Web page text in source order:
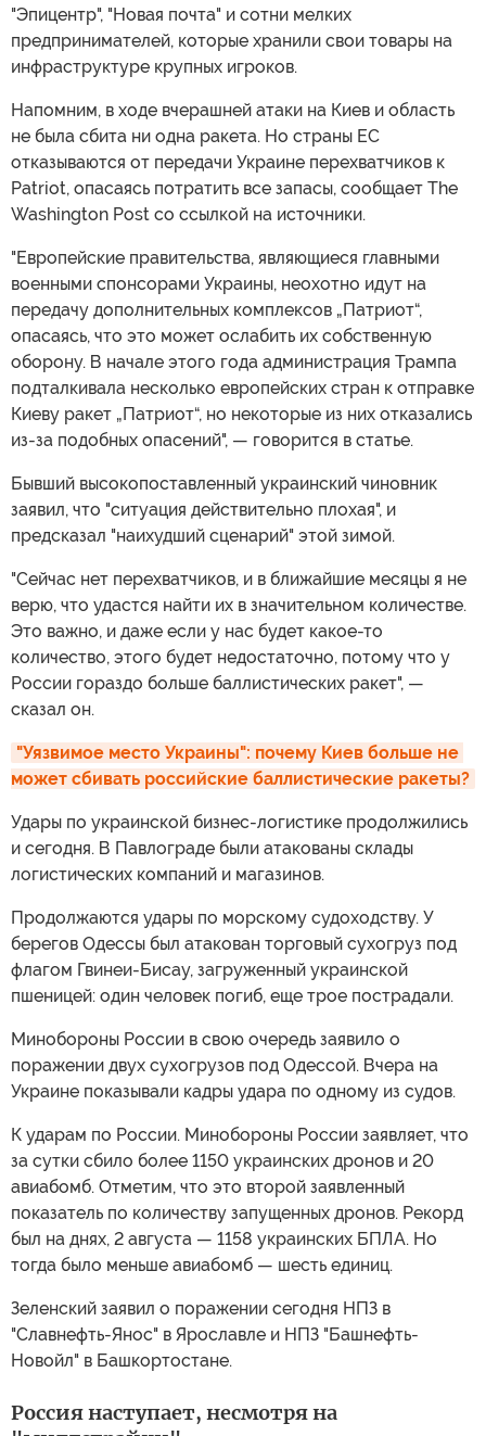
"Эпицентр", "Новая почта" и сотни мелких
предпринимателей, которые хранили свои товары на
инфраструктуре крупных игроков.
Напомним, в ходе вчерашней атаки на Киев и область
не была сбита ни одна ракета. Но страны ЕС
отказываются от передачи Украине перехватчиков к
Patriot, опасаясь потратить все запасы, сообщает The
Washington Post со ссылкой на источники.
"Европейские правительства, являющиеся главными
военными спонсорами Украины, неохотно идут на
передачу дополнительных комплексов „Патриот“,
опасаясь, что это может ослабить их собственную
оборону. В начале этого года администрация Трампа
подталкивала несколько европейских стран к отправке
Киеву ракет „Патриот“, но некоторые из них отказались
из-за подобных опасений", — говорится в статье.
Бывший высокопоставленный украинский чиновник
заявил, что "ситуация действительно плохая", и
предсказал "наихудший сценарий" этой зимой.
"Сейчас нет перехватчиков, и в ближайшие месяцы я не
верю, что удастся найти их в значительном количестве.
Это важно, и даже если у нас будет какое-то
количество, этого будет недостаточно, потому что у
России гораздо больше баллистических ракет", —
сказал он.
"Уязвимое место Украины": почему Киев больше не
может сбивать российские баллистические ракеты?
Удары по украинской бизнес-логистике продолжились
и сегодня. В Павлограде были атакованы склады
логистических компаний и магазинов.
Продолжаются удары по морскому судоходству. У
берегов Одессы был атакован торговый сухогруз под
флагом Гвинеи-Бисау, загруженный украинской
пшеницей: один человек погиб, еще трое пострадали.
Минобороны России в свою очередь заявило о
поражении двух сухогрузов под Одессой. Вчера на
Украине показывали кадры удара по одному из судов.
К ударам по России. Минобороны России заявляет, что
за сутки сбило более 1150 украинских дронов и 20
авиабомб. Отметим, что это второй заявленный
показатель по количеству запущенных дронов. Рекорд
был на днях, 2 августа — 1158 украинских БПЛА. Но
тогда было меньше авиабомб — шесть единиц.
Зеленский заявил о поражении сегодня НПЗ в
"Славнефть-Янос" в Ярославле и НПЗ "Башнефть-
Новойл" в Башкортостане.
Россия наступает, несмотря на